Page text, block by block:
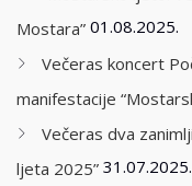
Mostara” 01.08.2025.
Večeras koncert
manifestacije
Večeras dva
ljeta 2025” 31.07.2025.